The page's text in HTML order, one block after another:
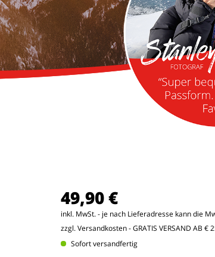
49,90 €
inkl. MwSt. - je nach Lieferadresse kann die
zzgl. Versandkosten- GRATIS VERSAND AB €
Sofort versandfertig